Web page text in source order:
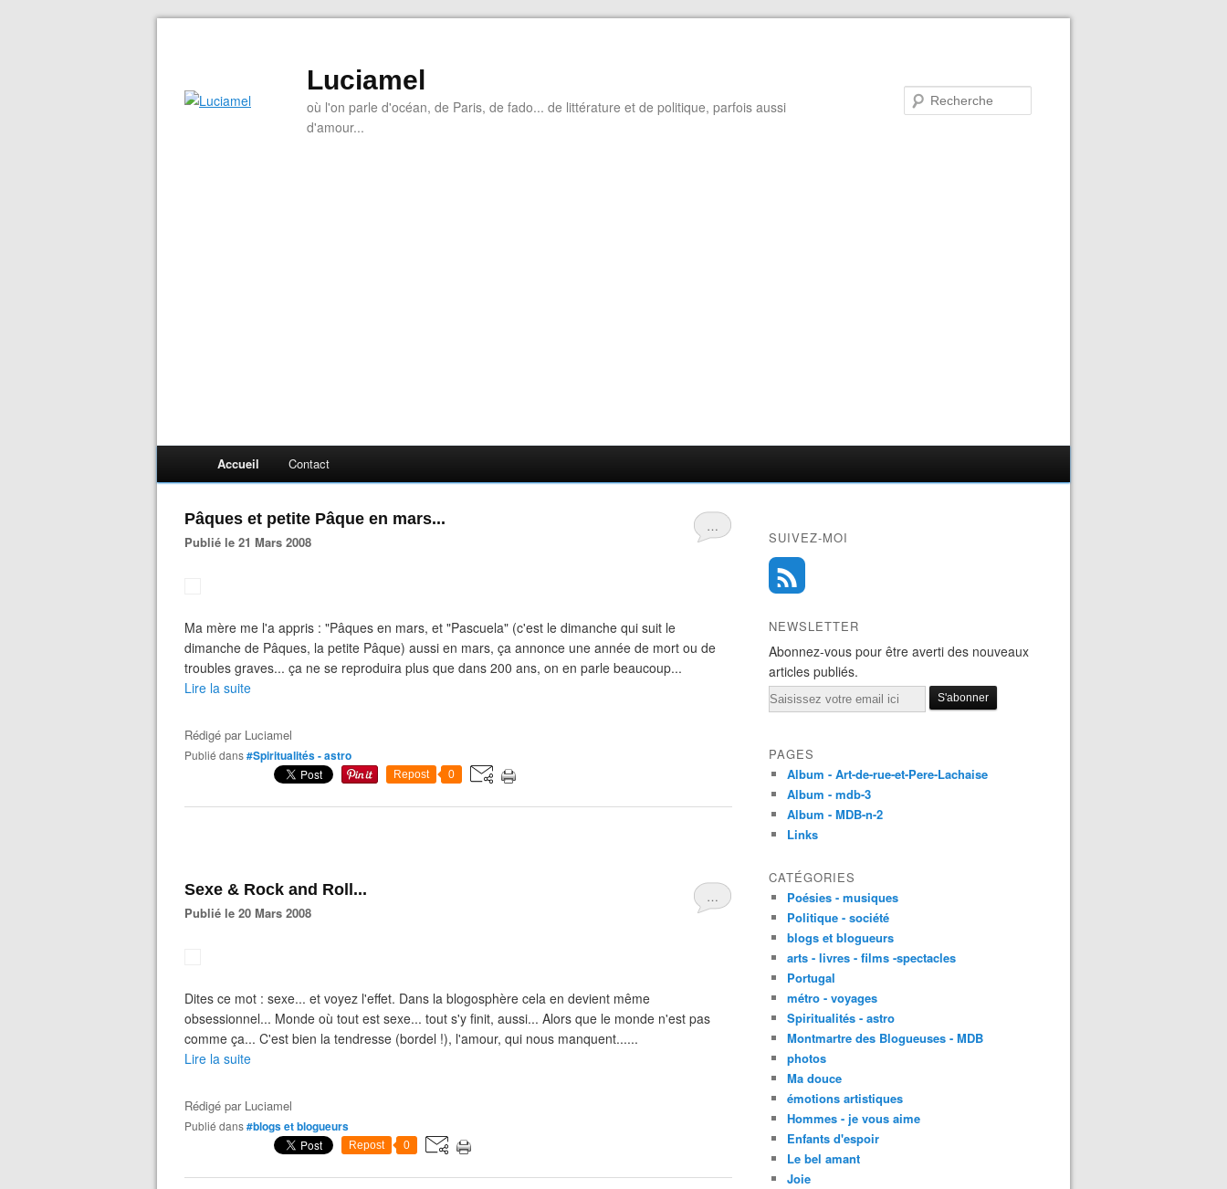
Luciamel
où l'on parle d'océan, de Paris, de fado... de littérature et de politique, parfois aussi
d'amour...
Accueil Contact
…
Pâques et petite Pâque en mars...
Publié le 21 Mars 2008
Ma mère me l'a appris : "Pâques en mars, et "Pascuela" (c'est le dimanche qui suit le
dimanche de Pâques, la petite Pâque) aussi en mars, ça annonce une année de mort ou de
troubles graves... ça ne se reproduira plus que dans 200 ans, on en parle beaucoup...
Lire la suite
Rédigé par Luciamel
Publié dans#Spiritualités - astro
Repost 0
…
Sexe & Rock and Roll...
Publié le 20 Mars 2008
Dites ce mot : sexe... et voyez l'effet. Dans la blogosphère cela en devient même
obsessionnel... Monde où tout est sexe... tout s'y finit, aussi... Alors que le monde n'est pas
comme ça... C'est bien la tendresse (bordel !), l'amour, qui nous manquent......
Lire la suite
Rédigé par Luciamel
Publié dans#blogs et blogueurs
Repost 0
SUIVEZ-MOI
NEWSLETTER
Abonnez-vous pour être averti des nouveaux
articles publiés.
Email
PAGES
Album - Art-de-rue-et-Pere-Lachaise
Album - mdb-3
Album - MDB-n-2
Links
CATÉGORIES
Poésies - musiques
Politique - société
blogs et blogueurs
arts - livres - films -spectacles
Portugal
métro - voyages
Spiritualités - astro
Montmartre des Blogueuses - MDB
photos
Ma douce
émotions artistiques
Hommes - je vous aime
Enfants d'espoir
Le bel amant
Joie